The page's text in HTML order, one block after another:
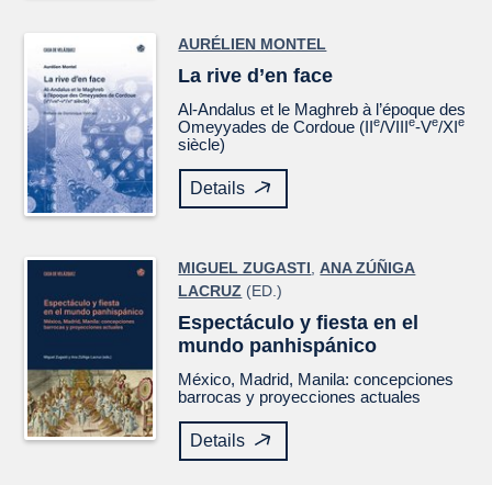
AURÉLIEN MONTEL
La rive d’en face
Al-Andalus et le Maghreb à l’époque des
Omeyyades de Cordoue (IIe/VIIIe-Ve/XIe
siècle)
Details
MIGUEL ZUGASTI ,ANA ZÚÑIGA
LACRUZ (ED.)
Espectáculo y fiesta en el
mundo panhispánico
México, Madrid, Manila: concepciones
barrocas y proyecciones actuales
Details